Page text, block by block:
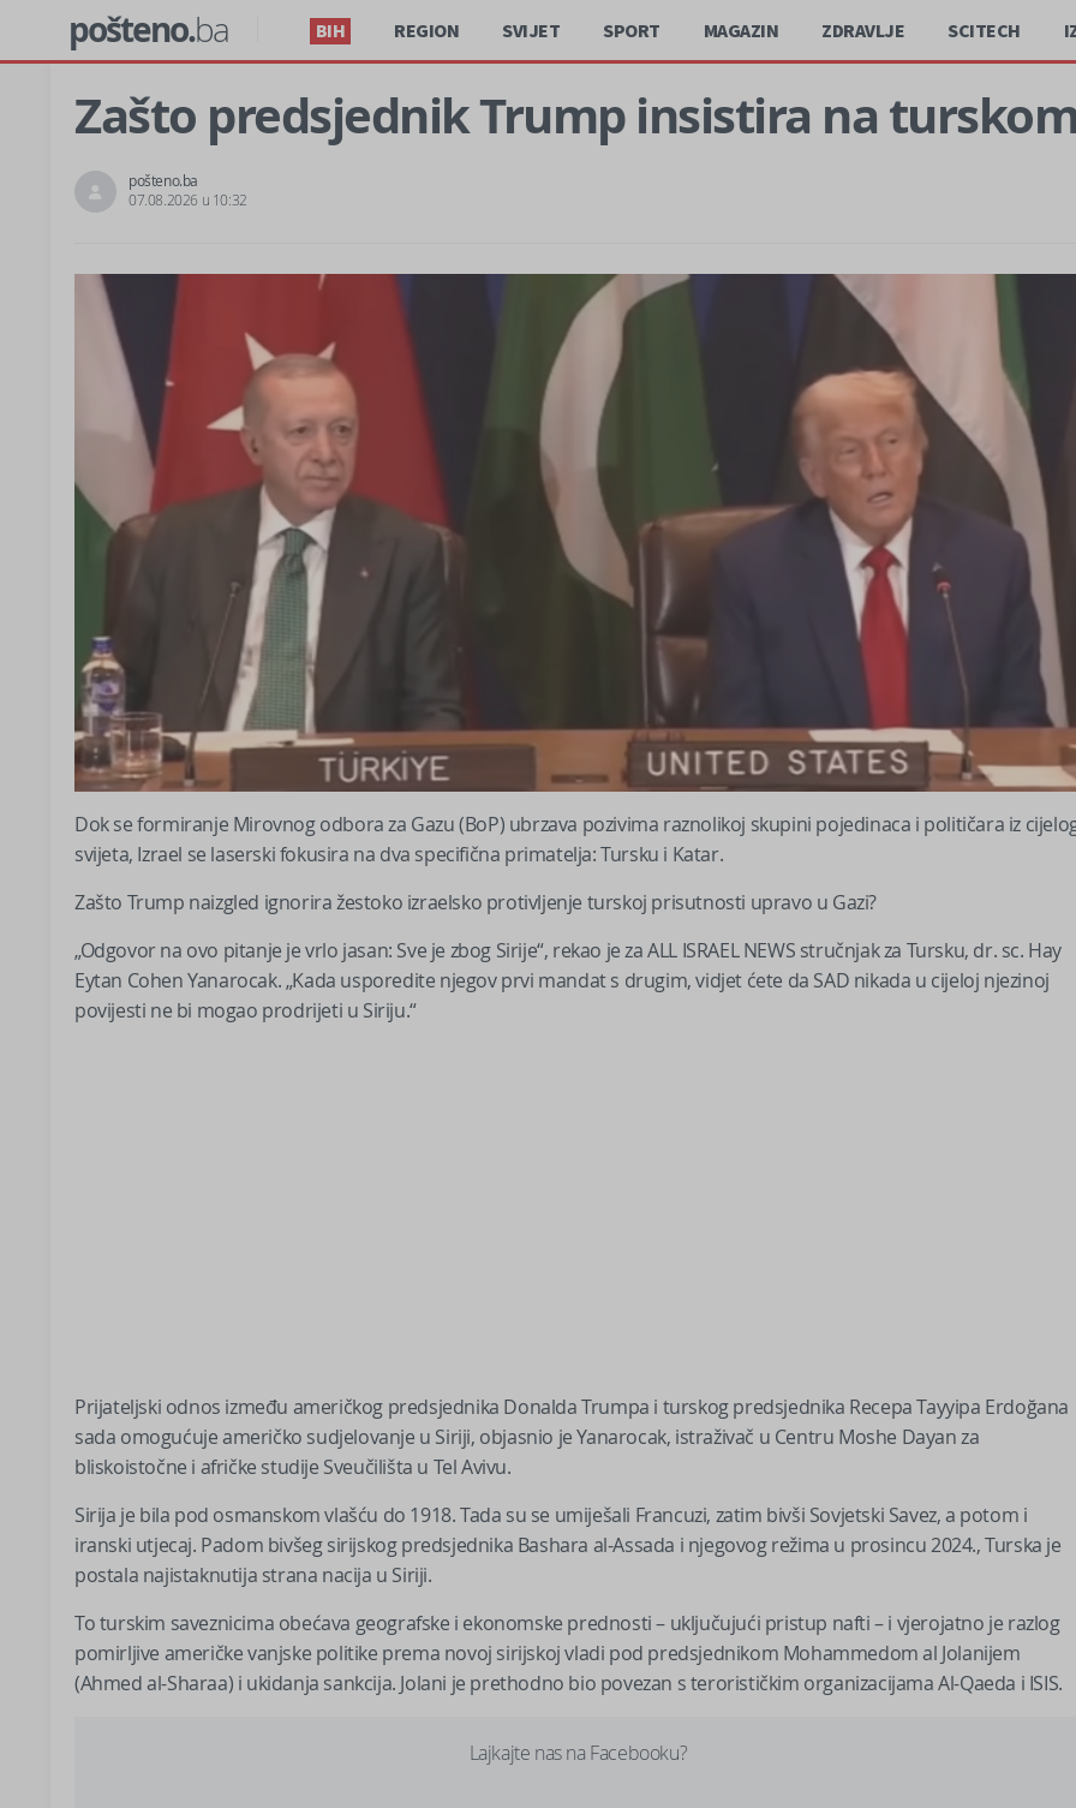
pošteno.ba BIH REGION SVIJET SPORT MAGAZIN ZDRAVLJE SCITECH
Zašto predsjednik Trump insistira na
pošteno.ba
07.08.2026 u 10:32
Dok se formiranje Mirovnog odbora za Gazu (BoP) ubrzava pozivima raznolikoj skupini pojedinaca i političara iz
svijeta, Izrael se laserski fokusira na dva specifična primatelja: Tursku i Katar.
Zašto Trump naizgled ignorira žestoko izraelsko protivljenje turskoj prisutnosti upravo u Gazi?
„Odgovor na ovo pitanje je vrlo jasan: Sve je zbog Sirije“, rekao je za ALL ISRAEL NEWS stručnjak za Tursku, dr. sc. Hay
Eytan Cohen Yanarocak. „Kada usporedite njegov prvi mandat s drugim, vidjet ćete da SAD nikada u cijeloj njezinoj
povijesti ne bi mogao prodrijeti u Siriju.“
Prijateljski odnos između američkog predsjednika Donalda Trumpa i turskog predsjednika Recepa Tayyipa Erdoğana
sada omogućuje američko sudjelovanje u Siriji, objasnio je Yanarocak, istraživač u Centru Moshe Dayan za
bliskoistočne i afričke studije Sveučilišta u Tel Avivu.
Sirija je bila pod osmanskom vlašću do 1918. Tada su se umiješali Francuzi, zatim bivši Sovjetski Savez, a potom i
iranski utjecaj. Padom bivšeg sirijskog predsjednika Bashara al-Assada i njegovog režima u prosincu 2024., Turska je
postala najistaknutija strana nacija u Siriji.
To turskim saveznicima obećava geografske i ekonomske prednosti – uključujući pristup nafti – i vjerojatno je razlog
pomirljive američke vanjske politike prema novoj sirijskoj vladi pod predsjednikom Mohammedom al Jolanijem
(Ahmed al-Sharaa) i ukidanja sankcija. Jolani je prethodno bio povezan s terorističkim organizacijama Al-Qaeda i ISIS.
Lajkajte nas na Facebooku?